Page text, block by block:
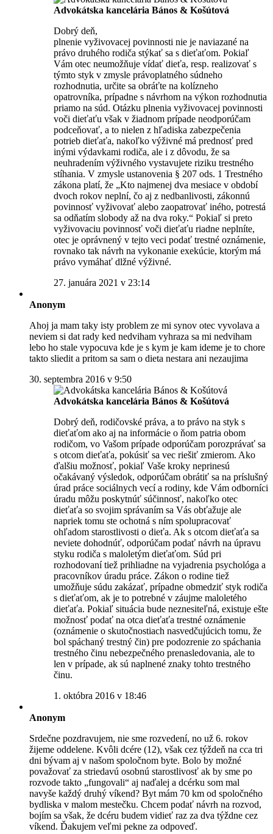
Advokátska kancelária Bános & Košútová
Dobrý deň,
plnenie vyživovacej povinnosti nie je naviazané na
právo druhého rodiča stýkať sa s dieťaťom. Pokiaľ
Vám otec neumožňuje vídať dieťa, resp. realizovať s
týmto styk v zmysle právoplatného súdneho
rozhodnutia, určite sa obráťte na kolízneho
opatrovníka, prípadne s návrhom na výkon rozhodnutia
priamo na súd. Otázku plnenia vyživovacej povinnosti
voči dieťaťu však v žiadnom prípade neodporúčam
podceňovať, a to nielen z hľadiska zabezpečenia
potrieb dieťaťa, nakoľko výživné má prednosť pred
inými výdavkami rodiča, ale i z dôvodu, že sa
neuhradením výživného vystavujete riziku trestného
stíhania. V zmysle ustanovenia § 207 ods. 1 Trestného
zákona platí, že „Kto najmenej dva mesiace v období
dvoch rokov neplní, čo aj z nedbanlivosti, zákonnú
povinnosť vyživovať alebo zaopatrovať iného, potrestá
sa odňatím slobody až na dva roky.“ Pokiaľ si preto
vyživovaciu povinnosť voči dieťaťu riadne neplníte,
otec je oprávnený v tejto veci podať trestné oznámenie,
rovnako tak návrh na vykonanie exekúcie, ktorým má
právo vymáhať dlžné výživné.
27. januára 2021 v 23:14
Anonym
Ahoj ja mam taky isty problem ze mi synov otec vyvolava a
neviem si dat rady ked nedviham vyhraza sa mi nedviham
lebo ho stale vypocuva kde je s kym je kam ideme je to chore
takto sliedit a pritom sa sam o dieta nestara ani nezaujima
30. septembra 2016 v 9:50
Advokátska kancelária Bános & Košútová
Dobrý deň, rodičovské práva, a to právo na styk s
dieťaťom ako aj na informácie o ňom patria obom
rodičom, vo Vašom prípade odporúčam porozprávať sa
s otcom dieťaťa, pokúsiť sa vec riešiť zmierom. Ako
ďalšiu možnosť, pokiaľ Vaše kroky neprinesú
očakávaný výsledok, odporúčam obrátiť sa na príslušný
úrad práce sociálnych vecí a rodiny, kde Vám odborníci
úradu môžu poskytnúť súčinnosť, nakoľko otec
dieťaťa so svojim správaním sa Vás obťažuje ale
napriek tomu ste ochotná s ním spolupracovať
ohľadom starostlivosti o dieťa. Ak s otcom dieťaťa sa
neviete dohodnúť, odporúčam podať návrh na úpravu
styku rodiča s maloletým dieťaťom. Súd pri
rozhodovaní tiež prihliadne na vyjadrenia psychológa a
pracovníkov úradu práce. Zákon o rodine tiež
umožňuje súdu zakázať, prípadne obmedziť styk rodiča
s dieťaťom, ak je to potrebné v záujme maloletého
dieťaťa. Pokiaľ situácia bude neznesiteľná, existuje ešte
možnosť podať na otca dieťaťa trestné oznámenie
(oznámenie o skutočnostiach nasvedčujúcich tomu, že
bol spáchaný trestný čin) pre podozrenie zo spáchania
trestného činu nebezpečného prenasledovania, ale to
len v prípade, ak sú naplnené znaky tohto trestného
činu.
1. októbra 2016 v 18:46
Anonym
Srdečne pozdravujem, nie sme rozvedení, no už 6. rokov
žijeme oddelene. Kvôli dcére (12), však cez týždeň na cca tri
dni bývam aj v našom spoločnom byte. Bolo by možné
považovať za striedavú osobnú starostlivosť ak by sme po
rozvode takto „fungovali“ aj naďalej a dcérku som mal
navyše každý druhý víkend? Byt mám 70 km od spoločného
bydliska v malom mestečku. Chcem podať návrh na rozvod,
bojím sa však, že dcéru budem vidieť raz za dva týždne cez
víkend. Ďakujem veľmi pekne za odpoveď.